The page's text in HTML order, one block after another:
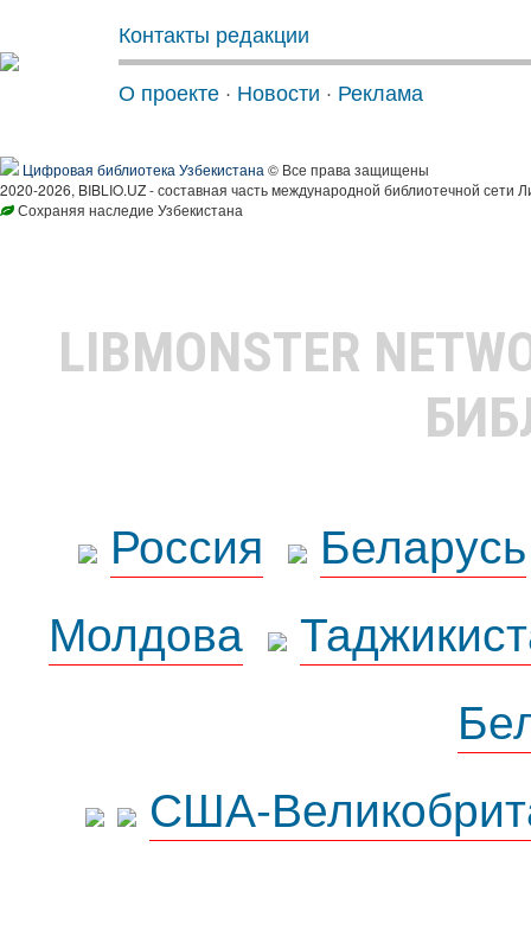
Контакты редакции
О проекте · Новости · Реклама
Цифровая библиотека Узбекистана © Все права защищены
2020-2026, BIBLIO.UZ - составная часть международной библиотечной сети
Сохраняя наследие Узбекистана
LIBMONSTER
Россия
Беларусь
Молдова
США-